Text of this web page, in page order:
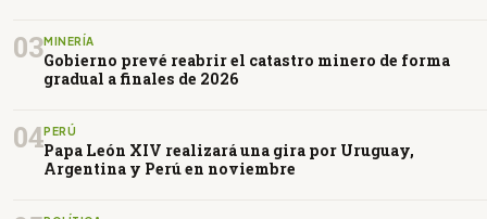
03MINERÍA
Gobierno prevé reabrir el catastro minero de forma
gradual a finales de 2026
04PERÚ
Papa León XIV realizará una gira por Uruguay,
Argentina y Perú en noviembre